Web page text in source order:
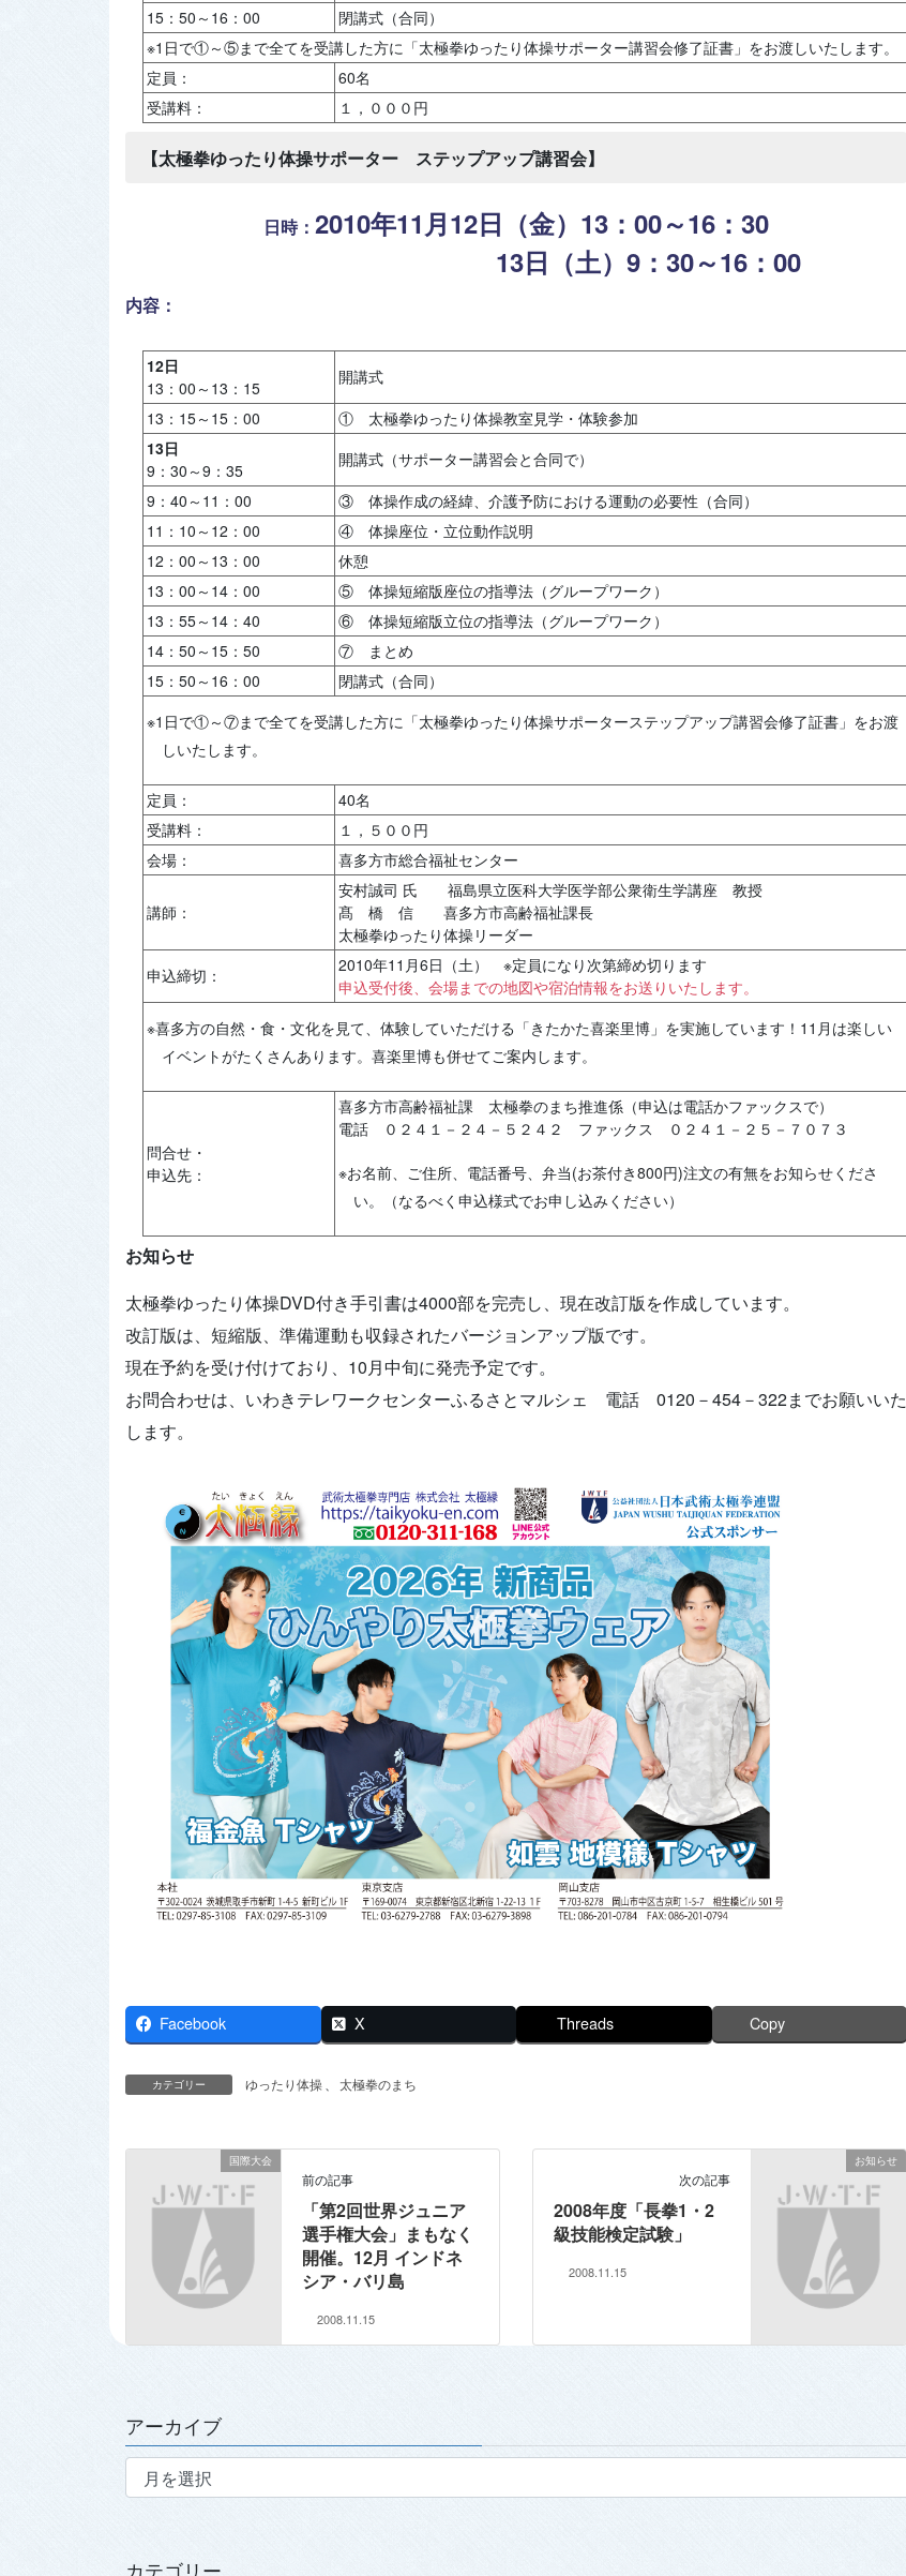
15：50～16：00
閉講式（合同）
※1日で①～⑤まで全てを受講した方に「太極拳ゆったり体操サポーター講習会修了証書」をお渡しいたします。
定員：
60名
受講料：
１，０００円
【太極拳ゆったり体操サポーター ステップアップ講習会】
日時： 2010年11月12日（金）13：00～16：30
13日（土）9：30～16：00
内容：
12日
13：00～13：15
開講式
13：15～15：00
① 太極拳ゆったり体操教室見学・体験参加
13日
9：30～9：35
開講式（サポーター講習会と合同で）
9：40～11：00
③ 体操作成の経緯、介護予防における運動の必要性（合同）
11：10～12：00
④ 体操座位・立位動作説明
12：00～13：00
休憩
13：00～14：00
⑤ 体操短縮版座位の指導法（グループワーク）
13：55～14：40
⑥ 体操短縮版立位の指導法（グループワーク）
14：50～15：50
⑦ まとめ
15：50～16：00
閉講式（合同）
※1日で①～⑦まで全てを受講した方に「太極拳ゆったり体操サポーターステップアップ講習会修了証書」をお渡
しいたします。
定員：
40名
受講料：
１，５００円
会場：
喜多方市総合福祉センター
講師：
安村誠司 氏 福島県立医科大学医学部公衆衛生学講座 教授
髙 橋 信 喜多方市高齢福祉課長
太極拳ゆったり体操リーダー
申込締切：
2010年11月6日（土） ※定員になり次第締め切ります
申込受付後、会場までの地図や宿泊情報をお送りいたします。
※喜多方の自然・食・文化を見て、体験していただける「きたかた喜楽里博」を実施しています！11月は楽しい
イベントがたくさんあります。喜楽里博も併せてご案内します。
問合せ・
申込先：
喜多方市高齢福祉課 太極拳のまち推進係（申込は電話かファックスで）
電話 ０２４１－２４－５２４２ ファックス ０２４１－２５－７０７３
※お名前、ご住所、電話番号、弁当(お茶付き800円)注文の有無をお知らせくださ
い。（なるべく申込様式でお申し込みください）
お知らせ
太極拳ゆったり体操DVD付き手引書は4000部を完売し、現在改訂版を作成しています。
改訂版は、短縮版、準備運動も収録されたバージョンアップ版です。
現在予約を受け付けており、10月中旬に発売予定です。
お問合わせは、いわきテレワークセンターふるさとマルシェ 電話 0120－454－322までお願いいた
します。
Facebook X Threads Copy
カテゴリー ゆったり体操 太極拳のまち
国際大会
前の記事
「第2回世界ジュニア
選手権大会」まもなく
開催。12月 インドネ
シア・バリ島
2008.11.15
お知らせ
次の記事
2008年度「長拳1・2
級技能検定試験」
2008.11.15
アーカイブ
ア
ブ
カテゴリー